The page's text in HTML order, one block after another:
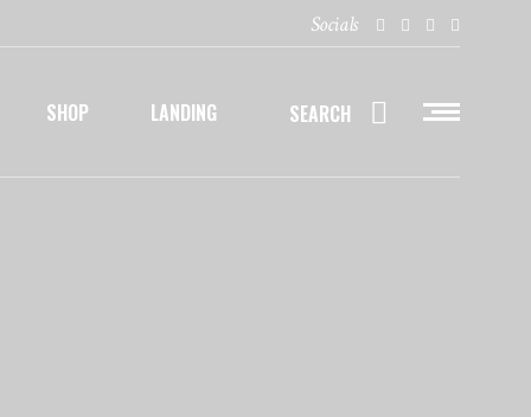
Socials
SHOP LANDING SEARCH